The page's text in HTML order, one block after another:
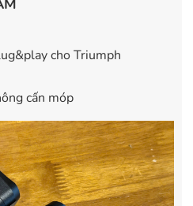
cho Triumph
cấn móp